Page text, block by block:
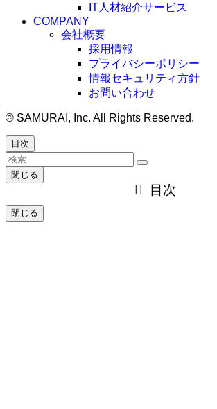
IT人材紹介サービス
COMPANY
会社概要
採用情報
プライバシーポリシー
情報セキュリティ方針
お問い合わせ
© SAMURAI, Inc. All Rights Reserved.
目次
閉じる
目次
閉じる